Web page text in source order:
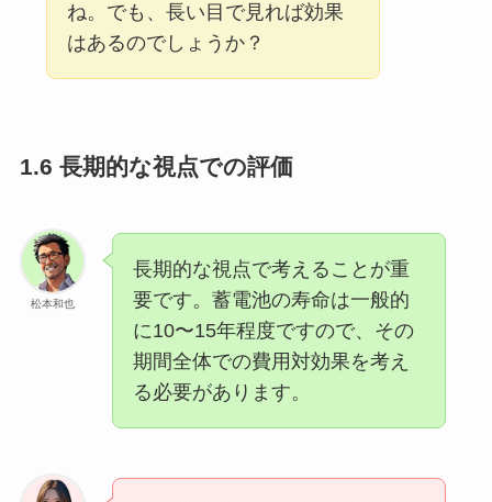
ね。でも、長い目で見れば効果
はあるのでしょうか？
1.6 長期的な視点での評価
松本和也
長期的な視点で考えることが重
要です。蓄電池の寿命は一般的
に10〜15年程度ですので、その
期間全体での費用対効果を考え
る必要があります。